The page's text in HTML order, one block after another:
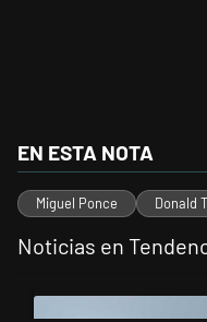
EN ESTA NOTA
Miguel Ponce Donald
Noticias en
Un artículo de tendencia